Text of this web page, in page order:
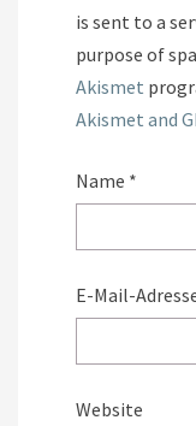
is sent to a
purpose of
Akismet
Akismet and
Name *
E-Mail-
Website